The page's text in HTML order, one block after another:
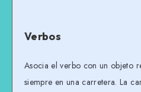
Verbos
Asocia el verbo con un objeto
siempre en una carretera. La